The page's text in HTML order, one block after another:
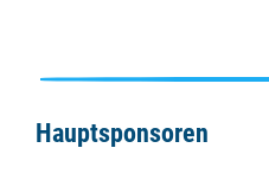
Hauptsponsoren